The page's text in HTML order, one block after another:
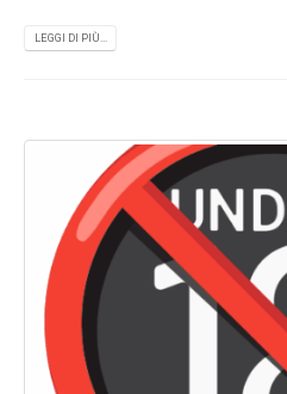
LEGGI DI PIÙ...